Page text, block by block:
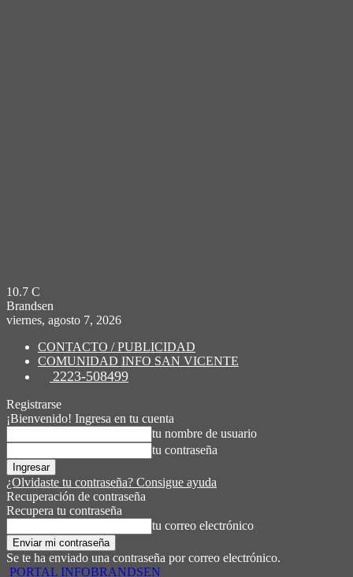
10.7 C
Brandsen
viernes, agosto 7, 2026
CONTACTO / PUBLICIDAD
COMUNIDAD INFO SAN VICENTE
2223-508499
Registrarse
¡Bienvenido! Ingresa en tu cuenta
tu nombre de usuario
tu contraseña
¿Olvidaste tu contraseña? Consigue ayuda
Recuperación de contraseña
Recupera tu contraseña
tu correo electrónico
Se te ha enviado una contraseña por correo electrónico.
PORTAL INFOBRANDSEN